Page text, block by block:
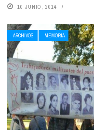
10 JUNIO, 2014
ARCHIVOS MEMORIA